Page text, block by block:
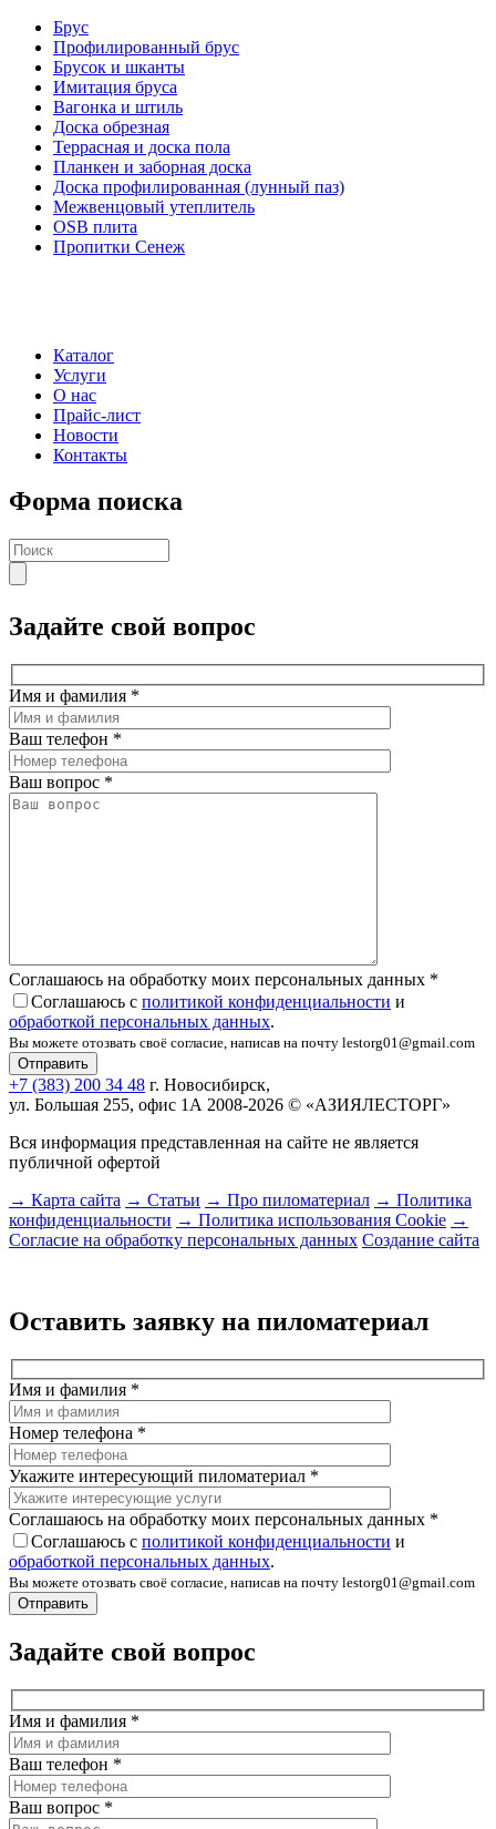
Брус
Профилированный брус
Брусок и шканты
Имитация бруса
Вагонка и штиль
Доска обрезная
Террасная и доска пола
Планкен и заборная доска
Доска профилированная (лунный паз)
Межвенцовый утеплитель
OSB плита
Пропитки Сенеж
Каталог
Услуги
О нас
Прайс-лист
Новости
Контакты
Форма поиска
Задайте свой вопрос
Имя и фамилия *
Ваш телефон *
Ваш вопрос *
Соглашаюсь на обработку моих персональных данных *
Соглашаюсь с политикой конфиденциальности и
обработкой персональных данных.
Вы можете отозвать своё согласие, написав на почту lestorg01@gmail.com
+7 (383) 200 34 48 г. Новосибирск,
ул. Большая 255, офис 1А 2008-2026 © «АЗИЯЛЕСТОРГ»
Вся информация представленная на сайте не является
публичной офертой
→ Карта сайта → Статьи → Про пиломатериал → Политика
конфиденциальности → Политика использования Cookie →
Согласие на обработку персональных данных Создание сайта
Оставить заявку на пиломатериал
Имя и фамилия *
Номер телефона *
Укажите интересующий пиломатериал *
Соглашаюсь на обработку моих персональных данных *
Соглашаюсь с политикой конфиденциальности и
обработкой персональных данных.
Вы можете отозвать своё согласие, написав на почту lestorg01@gmail.com
Задайте свой вопрос
Имя и фамилия *
Ваш телефон *
Ваш вопрос *